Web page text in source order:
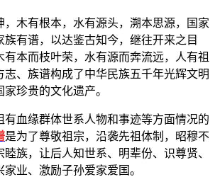
，木有根本，水有源头，溯本思源，国家
有谱，以达鉴古知今，继往开来之目
有本而枝叶荣，水有源而奔流远，人有祖
志、族谱构成了中华民族五千年光辉文明
珍贵的文化遗产。
有血缘群体世系人物和事迹等方面情况的
是为了尊敬祖宗，沿袭先祖体制，昭穆不
族，让后人知世系、明辈份、识尊贤、
业、激励子孙爱家爱国。